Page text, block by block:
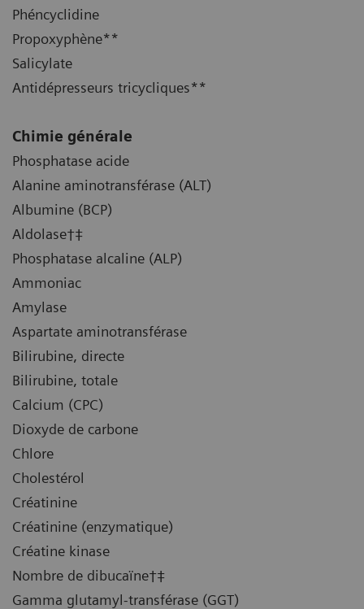
Phéncyclidine
Propoxyphène**
Salicylate
Antidépresseurs tricycliques**
Chimie générale
Phosphatase acide
Alanine aminotransférase (ALT)
Albumine (BCP)
Aldolase†‡
Phosphatase alcaline (ALP)
Ammoniac
Amylase
Aspartate aminotransférase
Bilirubine, directe
Bilirubine, totale
Calcium (CPC)
Dioxyde de carbone
Chlore
Cholestérol
Créatinine
Créatinine (enzymatique)
Créatine kinase
Nombre de dibucaïne†‡
Gamma glutamyl-transférase (GGT)